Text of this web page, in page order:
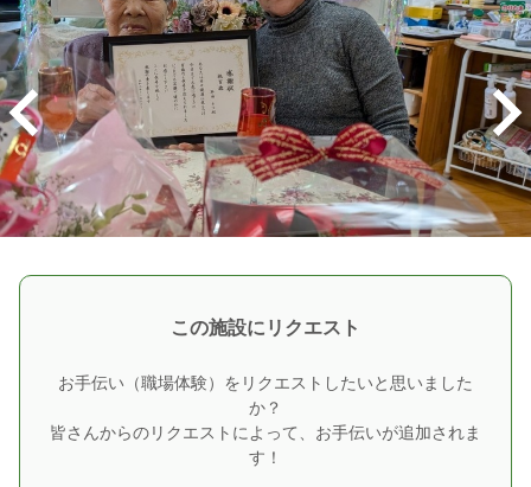
この施設にリクエスト
お手伝い（職場体験）をリクエストしたいと思いました
か？
皆さんからのリクエストによって、お手伝いが追加されま
す！